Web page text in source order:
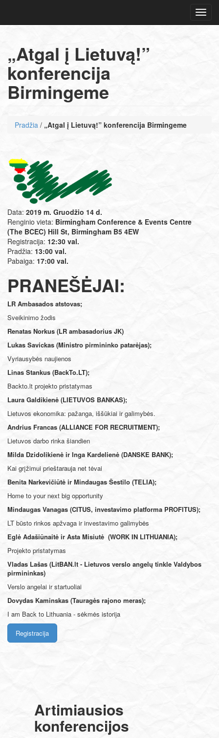
„Atgal į Lietuvą!”
konferencija
Birmingeme
Pradžia / „Atgal į Lietuvą!” konferencija Birmingeme
Data: 2019 m. Gruodžio 14 d.
Renginio vieta: Birmingham Conference & Events Centre
(The BCEC) Hill St, Birmingham B5 4EW
Registracija: 12:30 val.
Pradžia: 13:00 val.
Pabaiga: 17:00 val.
PRANEŠĖJAI:
LR Ambasados atstovas;
Sveikinimo žodis
Renatas Norkus (LR ambasadorius JK)
Lukas Savickas (Ministro pirmininko patarėjas);
Vyriausybės naujienos
Linas Stankus (BackTo.LT);
Backto.lt projekto pristatymas
Laura Galdikienė (LIETUVOS BANKAS);
Lietuvos ekonomika: pažanga, iššūkiai ir galimybės.
Andrius Francas (ALLIANCE FOR RECRUITMENT);
Lietuvos darbo rinka šiandien
Milda Dzidolikienė ir Inga Kardelienė (DANSKE BANK);
Kai grįžimui prieštarauja net tėvai
Benita Narkevičiūtė ir Mindaugas Šestilo (TELIA);
Home to your next big opportunity
Mindaugas Vanagas (CITUS, investavimo platforma PROFITUS);
LT būsto rinkos apžvaga ir investavimo galimybės
Eglė Adašiūnaitė ir Asta Misiutė (WORK IN LITHUANIA);
Projekto pristatymas
Vladas Lašas (LitBAN.lt - Lietuvos verslo angelų tinkle Valdybos
pirmininkas)
Verslo angelai ir startuoliai
Dovydas Kaminskas (Tauragės rajono meras);
I am Back to Lithuania - sėkmės istorija
Registracija
Artimiausios
konferencijos